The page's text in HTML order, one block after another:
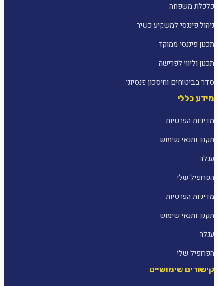
כלכלת משפחה
ניהול פיננסי למשקיע כשיר
תכנון פיננסי ממוקד
תכנון וליווי לפרישה
סדר בביטוחים וחיסכון פנסיוני
מידע כללי
מדיניות הפרטיות
תקנון ותנאי שימוש
עגלה
הפרופיל שלי
מדיניות הפרטיות
תקנון ותנאי שימוש
עגלה
הפרופיל שלי
קישורים שימושיים